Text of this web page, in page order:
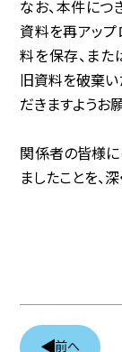
広
なお、本件に
資料を再アップ
料を保存、ま
旧資料を破棄い
だきますようお
関係者の皆様
ましたことを、
前へ